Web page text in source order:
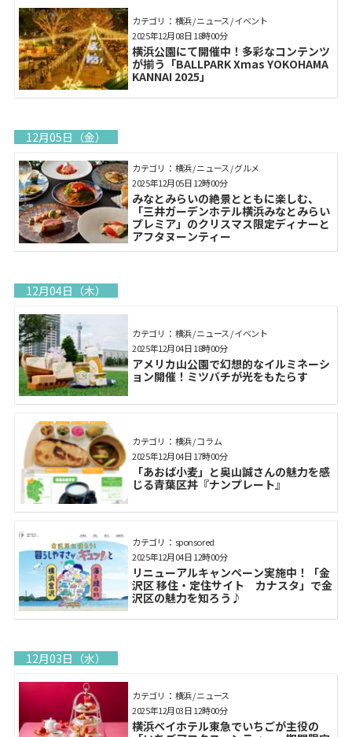
カテゴリ： 横浜 / ニュース / イベント
横浜公園にて開催中！多彩なコンテンツ
が揃う「BALLPARK Xmas YOKOHAMA
KANNAI 2025」
2025年12月08日 18時00分
12月05日（金）
カテゴリ： 横浜 / ニュース / グルメ
みなとみらいの絶景とともに楽しむ、
「三井ガーデンホテル横浜みなとみらい
プレミア」のクリスマス限定ディナーと
アフタヌーンティー
2025年12月05日 12時00分
12月04日（木）
カテゴリ： 横浜 / ニュース / イベント
アメリカ山公園で幻想的なイルミネーシ
ョン開催！ミツバチが光をもたらす
2025年12月04日 18時00分
カテゴリ： 横浜 / コラム
「あおば小麦」と奥山誠さんの魅力を感
じる青葉区丼『ナンプレート』
2025年12月04日 17時00分
カテゴリ： sponsored
リニューアルキャンペーン実施中！「金
沢区 移住・定住サイト カナスタ」で金
沢区の魅力を知ろう♪
2025年12月04日 12時00分
12月03日（水）
カテゴリ： 横浜 / ニュース
横浜ベイホテル東急でいちごが主役の
2025年12月03日 12時00分